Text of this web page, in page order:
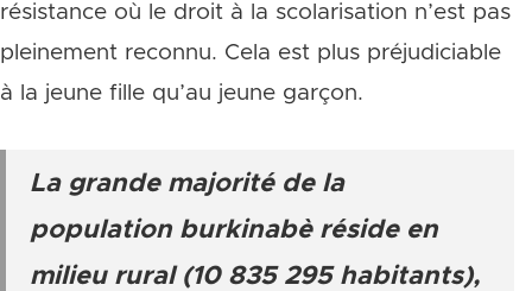
résistance où le droit à la scolarisation n’est pas
pleinement reconnu. Cela est plus préjudiciable
à la jeune fille qu’au jeune garçon.
La grande majorité de la
population burkinabè réside en
milieu rural (10 835 295 habitants),